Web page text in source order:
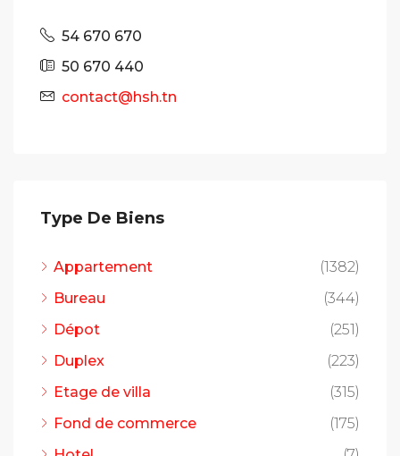
54 670 670
50 670 440
contact@hsh.tn
Type De Biens
Appartement
(1382)
Bureau
(344)
Dépot
(251)
Duplex
(223)
Etage de villa
(315)
Fond de commerce
(175)